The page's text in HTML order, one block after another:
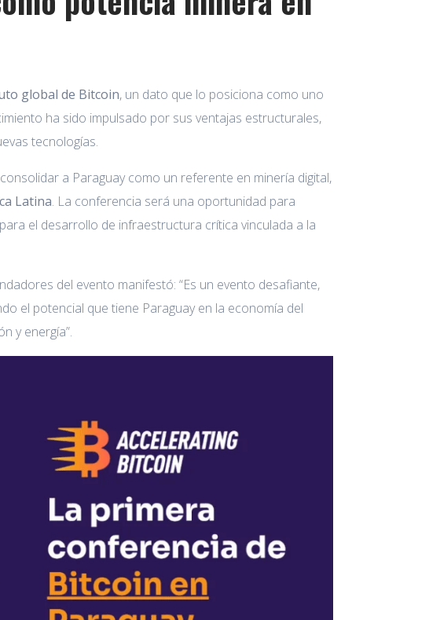
global de Bitcoin, un dato que lo posiciona como uno
ha sido impulsado por sus ventajas estructurales,
tecnologías.
a Paraguay como un referente en minería digital,
Latina. La conferencia será una oportunidad para
el desarrollo de infraestructura crítica vinculada a la
del evento manifestó: “Es un evento desafiante,
el potencial que tiene Paraguay en la economía del
y energía”.